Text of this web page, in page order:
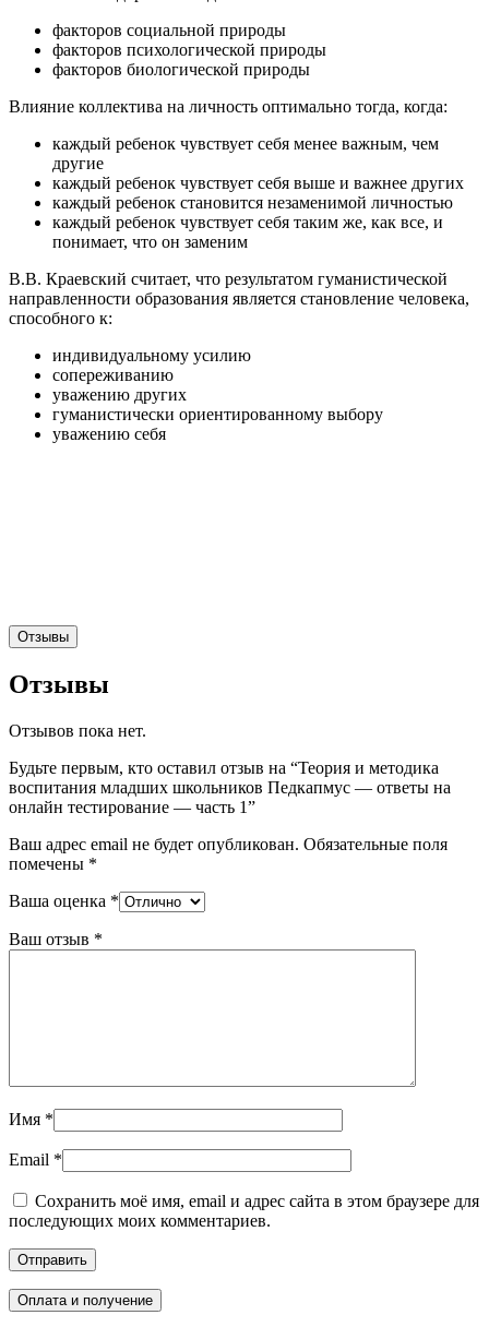
факторов социальной природы
факторов психологической природы
факторов биологической природы
Влияние коллектива на личность оптимально тогда, когда:
каждый ребенок чувствует себя менее важным, чем
другие
каждый ребенок чувствует себя выше и важнее других
каждый ребенок становится незаменимой личностью
каждый ребенок чувствует себя таким же, как все, и
понимает, что он заменим
В.В. Краевский считает, что результатом гуманистической
направленности образования является становление человека,
способного к:
индивидуальному усилию
сопереживанию
уважению других
гуманистически ориентированному выбору
уважению себя
Отзывы
Отзывы
Отзывов пока нет.
Будьте первым, кто оставил отзыв на “Теория и методика
воспитания младших школьников Педкапмус — ответы на
онлайн тестирование — часть 1”
Ваш адрес email не будет опубликован. Обязательные поля
помечены *
Ваша оценка *
Ваш отзыв *
Имя *
Email *
Сохранить моё имя, email и адрес сайта в этом браузере для
последующих моих комментариев.
Оплата и получение